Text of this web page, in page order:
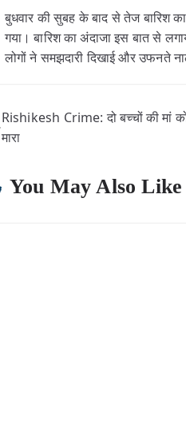
बुधवार की सुबह के बाद से तेज बारिश
गया। बारिश का अंदाजा इस बात से
लोगों ने समझदारी दिखाई और उफनते
Rishikesh Crime: दो बच्चों की मां
मारा
You May Also Like